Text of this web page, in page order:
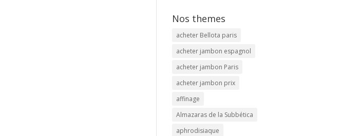
Nos themes
acheter Bellota paris
acheter jambon espagnol
acheter jambon Paris
acheter jambon prix
affinage
Almazaras de la Subbética
aphrodisiaque